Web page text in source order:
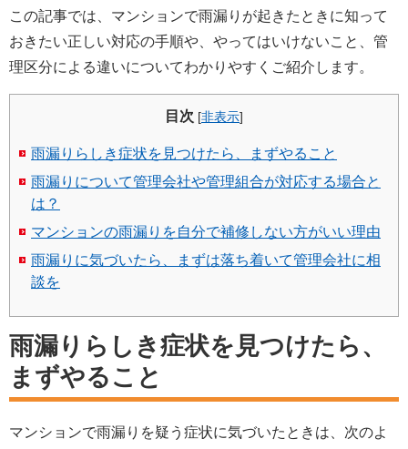
この記事では、マンションで雨漏りが起きたときに知って
おきたい正しい対応の手順や、やってはいけないこと、管
理区分による違いについてわかりやすくご紹介します。
目次 [非表示]
雨漏りらしき症状を見つけたら、まずやること
雨漏りについて管理会社や管理組合が対応する場合と
は？
マンションの雨漏りを自分で補修しない方がいい理由
雨漏りに気づいたら、まずは落ち着いて管理会社に相
談を
雨漏りらしき症状を見つけたら、
まずやること
マンションで雨漏りを疑う症状に気づいたときは、次のよ